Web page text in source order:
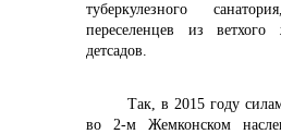
туберкулезного
переселенцев из
детсадов.
Так, в 2015 году
во 2-м Жемконском